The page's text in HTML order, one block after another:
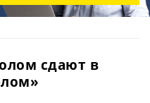
сдают в